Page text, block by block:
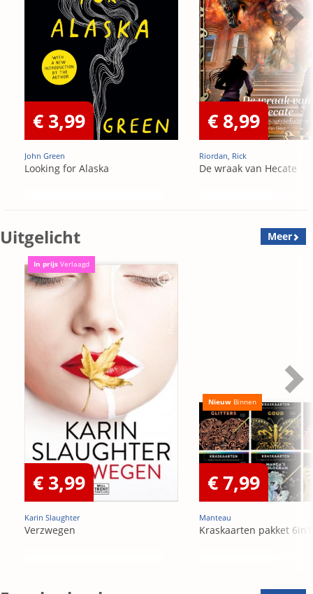
€ 3,99
John Green
Looking for Alaska
€ 8,99
Riordan, Rick
De wraak van Hecate
Uitgelicht Meer
In prijs Verlaagd
€ 3,99
Karin Slaughter
Verzwegen
Nieuw Binnen
€ 7,99
Manteau
Kraskaarten pakket 6in1